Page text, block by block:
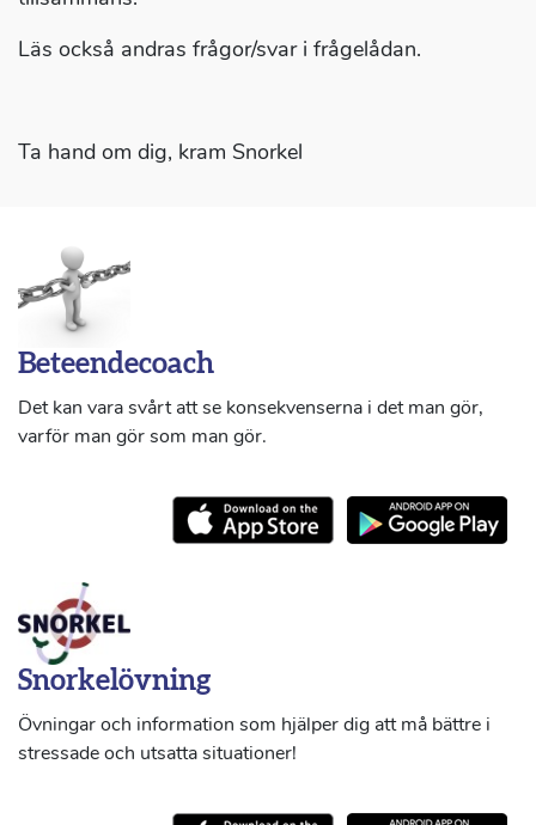
Läs också andras frågor/svar i frågelådan.
Ta hand om dig, kram Snorkel
Beteendecoach
Det kan vara svårt att se konsekvenserna i det man gör,
varför man gör som man gör.
Snorkelövning
Övningar och information som hjälper dig att må bättre i
stressade och utsatta situationer!